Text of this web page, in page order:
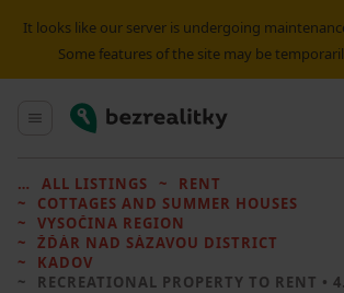
It looks like our server is undergoing
Some features of the site may be
Main menu
Bezrealitky
ALL LISTINGS
RENT
COTTAGES AND SUMMER HOUSES
VYSOČINA REGION
ŽĎÁR NAD SÁZAVOU DISTRICT
KADOV
RECREATIONAL PROPERTY TO RENT • 4 LOŽNICE WITHOUT REAL ESTATE